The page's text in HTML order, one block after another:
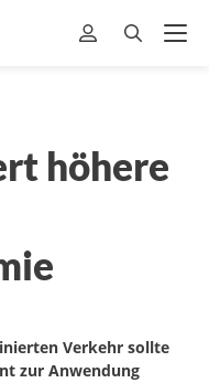
höhere
Verkehr sollte
zur Anwendung